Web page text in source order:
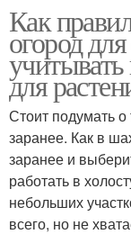
Как
огород
для
Стоит подумать о
заранее. Как в
заранее и
работать в
небольших
всего, но не